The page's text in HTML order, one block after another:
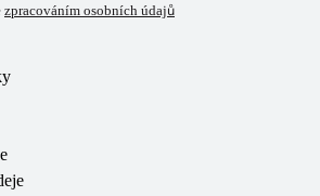
zpracováním osobních údajů